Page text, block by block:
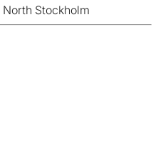
Stockholm